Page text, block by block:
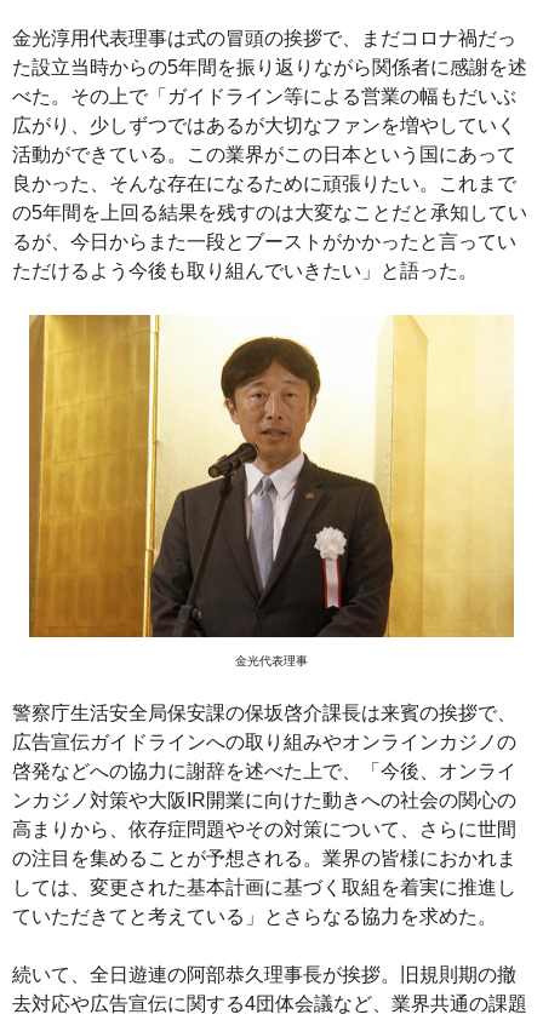
金光淳用代表理事は式の冒頭の挨拶で、まだコロナ禍だっ
た設立当時からの5年間を振り返りながら関係者に感謝を述
べた。その上で「ガイドライン等による営業の幅もだいぶ
広がり、少しずつではあるが大切なファンを増やしていく
活動ができている。この業界がこの日本という国にあって
良かった、そんな存在になるために頑張りたい。これまで
の5年間を上回る結果を残すのは大変なことだと承知してい
るが、今日からまた一段とブーストがかかったと言ってい
ただけるよう今後も取り組んでいきたい」と語った。
金光代表理事
警察庁生活安全局保安課の保坂啓介課長は来賓の挨拶で、
広告宣伝ガイドラインへの取り組みやオンラインカジノの
啓発などへの協力に謝辞を述べた上で、「今後、オンライ
ンカジノ対策や大阪IR開業に向けた動きへの社会の関心の
高まりから、依存症問題やその対策について、さらに世間
の注目を集めることが予想される。業界の皆様におかれま
しては、変更された基本計画に基づく取組を着実に推進し
ていただきてと考えている」とさらなる協力を求めた。
続いて、全日遊連の阿部恭久理事長が挨拶。旧規則期の撤
去対応や広告宣伝に関する4団体会議など、業界共通の課題